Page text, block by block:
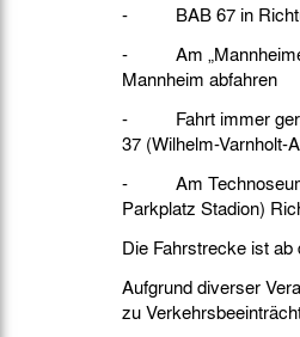
- BAB 67 in
- Am „Mannheimer
Mannheim abfahren
- Fahrt immer
37 (Wilhelm-Varnholt-
- Am Technoseum
Parkplatz Stadion)
Die Fahrstrecke ist
Aufgrund diverser
zu